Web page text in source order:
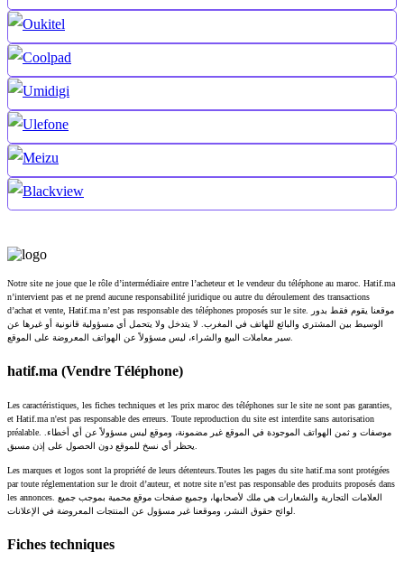
Notre site ne joue que le rôle d’intermédiaire entre l’acheteur et le vendeur du téléphone au maroc. Hatif.ma
n’intervient pas et ne prend aucune responsabilité juridique ou autre du déroulement des transactions
d’achat et vente, Hatif.ma n’est pas responsable des téléphones proposés sur le site. موقعنا يقوم فقط بدور
الوسيط بين المشتري والبائع للهاتف في المغرب. لا يتدخل ولا يتحمل أي مسؤولية قانونية أو غيرها عن
hatif.ma (Vendre Téléphone)
Les caractéristiques, les fiches techniques et les prix maroc des téléphones sur le site ne sont pas garanties,
et Hatif.ma n'est pas responsable des erreurs. Toute reproduction du site est interdite sans autorisation
préalable. موصفات و ثمن الهواتف الموجودة في الموقع غير مضمونة، وموقع ليس مسؤولاً عن أي أخطاء.
Les marques et logos sont la propriété de leurs détenteurs.Toutes les pages du site hatif.ma sont protégées
par toute réglementation sur le droit d’auteur, et notre site n’est pas responsable des produits proposés dans
les annonces. العلامات التجارية والشعارات هي ملك لأصحابها، وجميع صفحات موقع محمية بموجب جميع
Fiches techniques